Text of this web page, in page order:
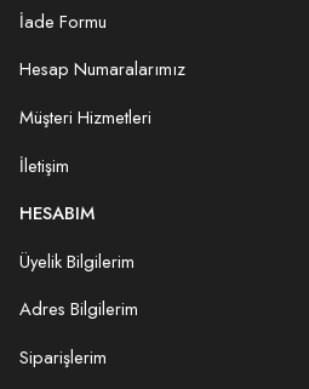
İade Formu
Hesap Numaralarımız
Müşteri Hizmetleri
İletişim
HESABIM
Üyelik Bilgilerim
Adres Bilgilerim
Siparişlerim